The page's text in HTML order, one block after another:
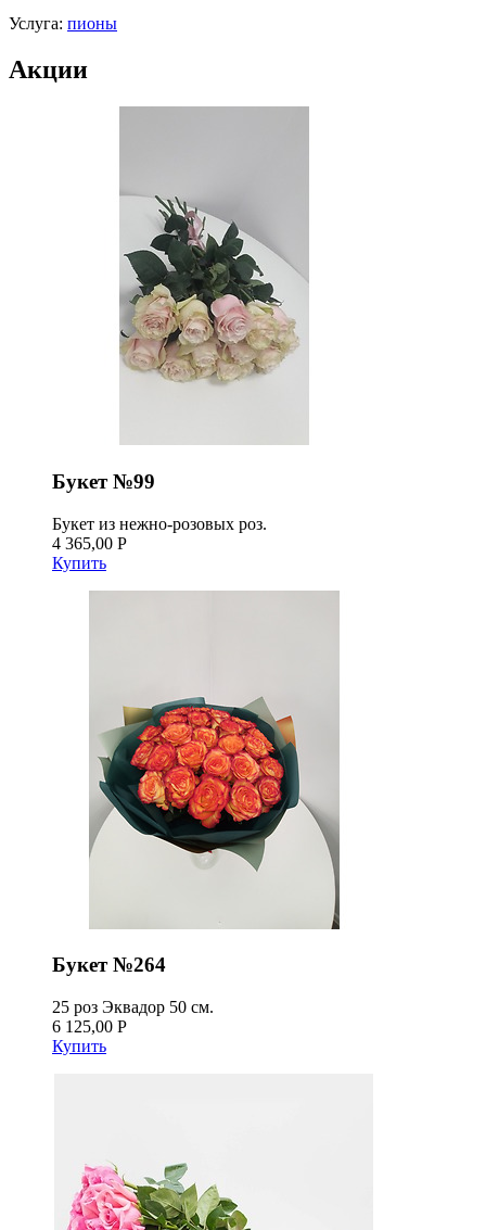
Услуга: пионы
Акции
Букет №99
Букет из нежно-розовых роз.
4 365,00 Р
Купить
Букет №264
25 роз Эквадор 50 см.
6 125,00 Р
Купить